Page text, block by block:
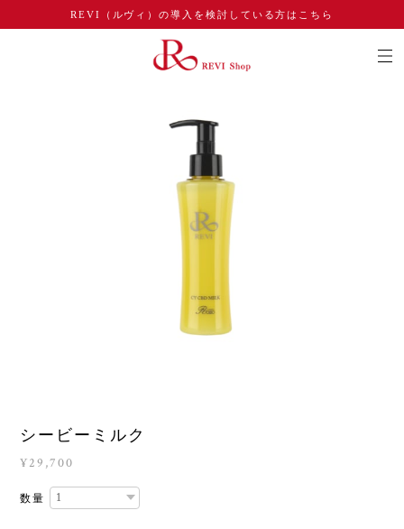
REVI（ルヴィ）の導入を検討している方はこちら
シービーミルク
¥29,700
数量